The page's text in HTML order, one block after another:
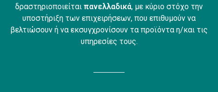
δραστηριοποιείται πανελλαδικά, με κύριο στόχο την
υποστήριξη των επιχειρήσεων, που επιθυμούν να
βελτιώσουν ή να εκσυγχρονίσουν τα προϊόντα η/και τις
υπηρεσίες τους.